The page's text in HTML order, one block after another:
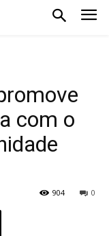
com o
0
904